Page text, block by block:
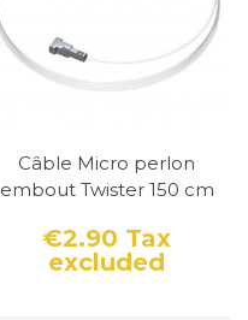
Câble Micro perlon
embout Twister 150 cm
Price
€2.90 Tax
excluded